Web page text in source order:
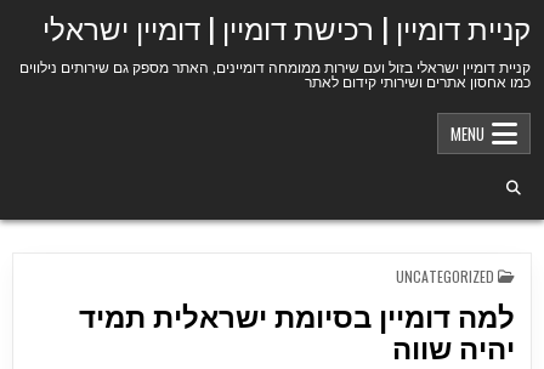
קניית דומיין | רכישת דומיין | דומיין ישראלי
קניית דומיין ישראלי בזול ועם שירות ממומחה דומיינים, האתר מספק גם שירותים נילווים
כמו אחסון אתרים ושירותי קידום לאתר
MENU
POSTED
IN
UNCATEGORIZED
למה דומיין בסיומת ישראלית תמיד
יהיה שווה